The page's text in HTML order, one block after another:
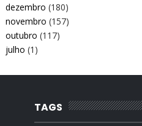
dezembro (180)
novembro (157)
outubro (117)
julho (1)
TAGS